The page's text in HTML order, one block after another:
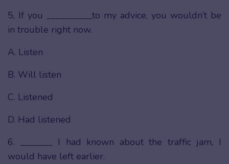
5, If you __________to my advice, you wouldn’t be
in trouble right now.
A. Listen
B. Will listen
C. Listened
D. Had listened
6. _______ I had known about the traffic jam, I
would have left earlier.